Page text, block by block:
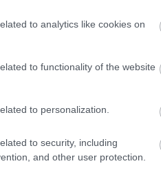
to analytics like cookies on
to functionality of the website
to personalization.
to security, including
and other user protection.
CHALUPA